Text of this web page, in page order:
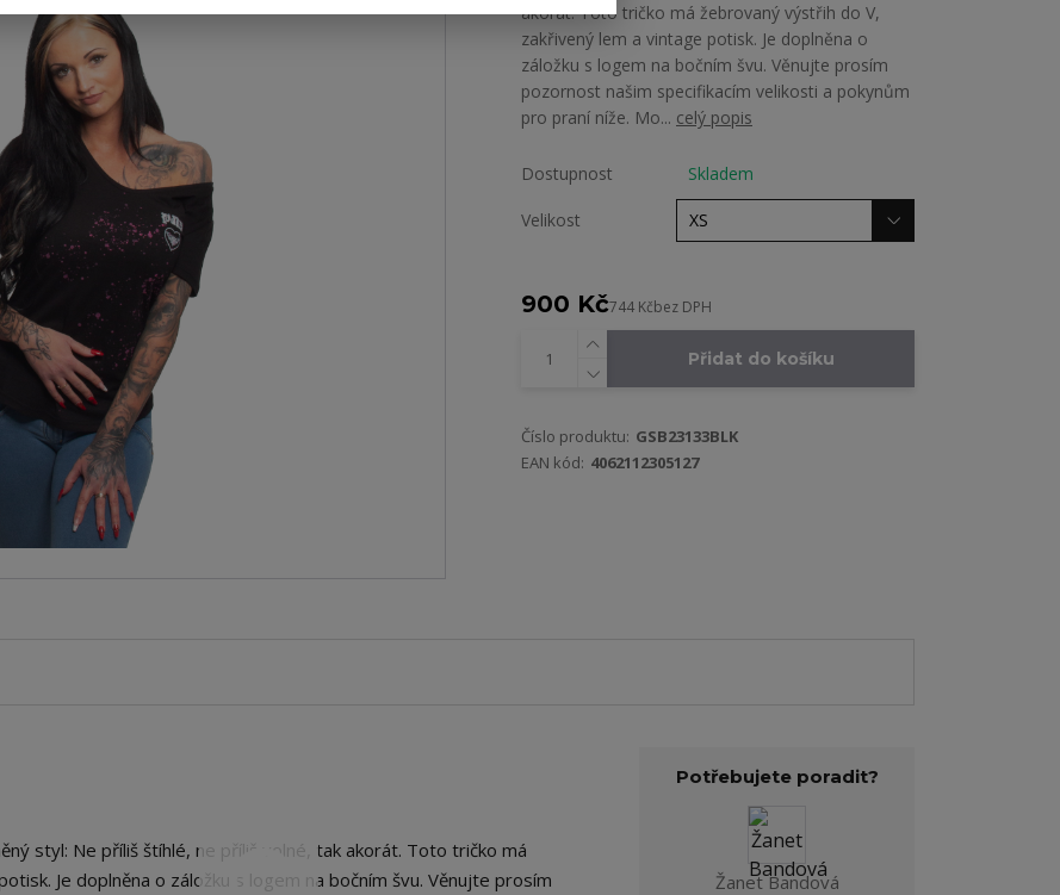
akorát. Toto tričko má žebrovaný výstřih do V,
zakřivený lem a vintage potisk. Je doplněna o
záložku s logem na bočním švu. Věnujte prosím
pozornost našim specifikacím velikosti a pokynům
pro praní níže. Mo... celý popis
Dostupnost Skladem
Velikost
900 Kč744 Kčbez DPH
Přidat do košíku
Číslo produktu: GSB23133BLK
EAN kód: 4062112305127
styl: Ne příliš štíhlé, ne příliš volné, tak akorát. Toto tričko má
Je doplněna o záložku s logem na bočním švu. Věnujte prosím
Potřebujete poradit?
Žanet Bandová